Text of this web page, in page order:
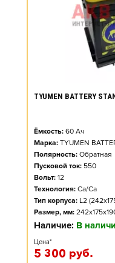
TYUMEN BATTERY
Ёмкость: 60 Ач
Марка: TYUMEN
Полярность: Обратная
Пусковой ток: 550
Вольт: 12
Технология: Ca/Ca
Тип корпуса: L2
Размер, мм:
Наличие: В
Цена*
5 300 руб.